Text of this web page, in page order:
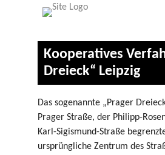
Kooperatives
Dreieck“ Leipzig
Das sogenannte „Prager
Prager Straße, der Philipp-
Karl-Sigismund-Straße
ursprüngliche Zentrum des